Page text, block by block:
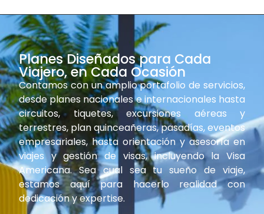
Planes Diseñados para Cada
Viajero, en Cada Ocasión
Contamos con un amplio portafolio de servicios,
desde planes nacionales e internacionales hasta
circuitos, tiquetes, excursiones aéreas y
terrestres, plan quinceañeras, pasadías, eventos
empresariales, hasta orientación y asesoría en
viajes y gestión de visas, incluyendo la Visa
Americana. Sea cual sea tu sueño de viaje,
estamos aquí para hacerlo realidad con
dedicación y expertise.